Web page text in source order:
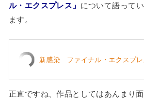
ル・エクスプレス」 について語って
ます。
新感染 ファイナル・エクスプレ
正直ですね、作品としてはあんまり